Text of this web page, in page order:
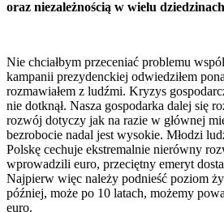
oraz niezależnością w wielu
Nie chciałbym przeceniać problemu
kampanii prezydenckiej odwiedziłem
rozmawiałem z ludźmi. Kryzys
nie dotknął. Nasza gospodarka dalej się
rozwój dotyczy jak na razie w głównej
bezrobocie nadal jest wysokie. Młodzi
Polskę cechuje ekstremalnie nierówny
wprowadzili euro, przeciętny emeryt
Najpierw więc należy podnieść poziom
później, może po 10 latach, możemy
euro.